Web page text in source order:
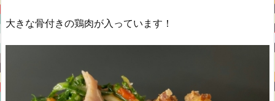
大きな骨付きの鶏肉が入っています！